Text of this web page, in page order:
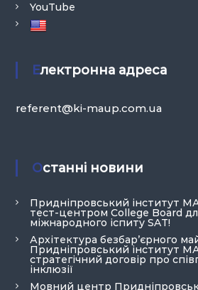
YouTube
Електронна адреса
referent@ki-maup.com.ua
Останні новини
Придніпровський інститут
тест-центром College Board
міжнародного іспиту SAT!
Архітектура безбар’єрного
Придніпровський інститут
стратегічний договір про
інклюзії
Мовний центр